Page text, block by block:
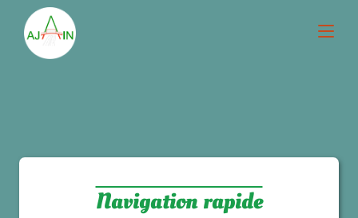
Navigation rapide